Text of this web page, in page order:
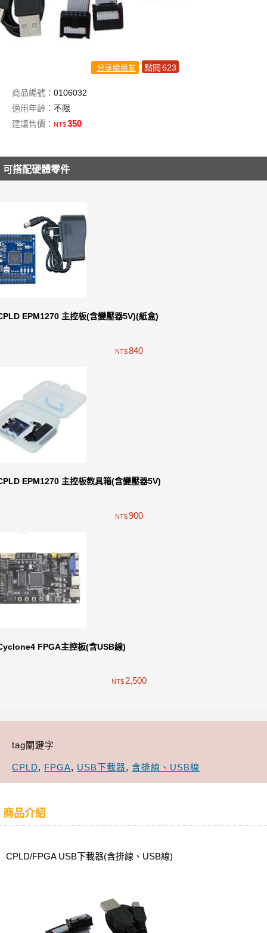
分享給朋友 點閱623
商品編號： 0106032
適用年齡： 不限
建議售價： NT$350
可搭配硬體零件
EPM1270 主控板(含變壓器5V)(紙盒)
NT$840
EPM1270 主控板教具箱(含變壓器5V)
NT$900
FPGA主控板(含USB線)
NT$ 2,500
tag關鍵字
CPLD, FPGA, USB下載器, 含排線、USB線
商品介紹
CPLD/FPGA USB下載器(含排線、USB線)